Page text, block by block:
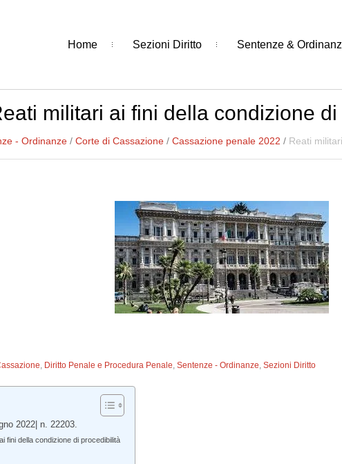
Home Sezioni Diritto Sentenze &
militari ai fini della condizione
- Ordinanze / Corte di Cassazione / Cassazione penale 2022 / Reati
, Diritto Penale e Procedura Penale,Sentenze - Ordinanze,Sezioni Diritto
2022| n. 22203.
fini della condizione di procedibilità